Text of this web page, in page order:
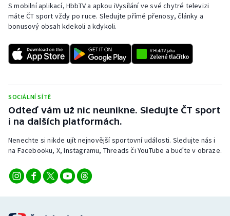
Futsal
Gymnastika
Házená
Jezdectví
Lezení
S mobilní aplikací, HbbTV a apkou iVysílání ve své chytré televizi
máte ČT sport vždy po ruce. Sledujte přímé přenosy, články a
bonusový obsah kdekoli a kdykoli.
SOCIÁLNÍ SÍTĚ
Odteď vám už nic neunikne. Sledujte ČT sport
i na dalších platformách.
Nenechte si nikde ujít nejnovější sportovní události. Sledujte nás i
na Facebooku, X, Instagramu, Threads či YouTube a buďte v obraze.